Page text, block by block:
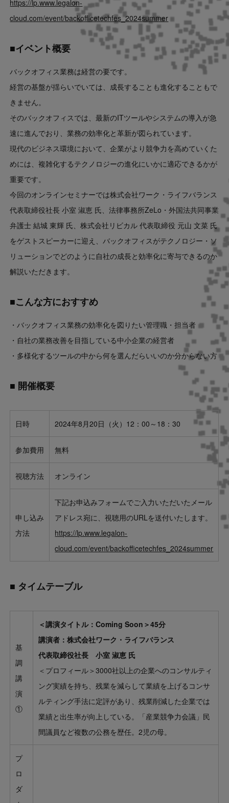
https://lp.www.legalon-
cloud.com/event/backofficetechfes_2024summer
■イベント概要
バックオフィス業務は経営の要です。
経営の基盤が揺らいでいては、成長することも進化することもで
きません。
そのバックオフィスでは、最新のITツールやシステムの導入が急
速に進んでおり、業務の効率化と革新が図られています。
現代のビジネス環境において、企業がより競争力を高めていくた
めには、複雑化するテクノロジーの進化にいかに適応できるかが
重要です。
今回のオンラインセミナーでは株式会社ワーク・ライフバランス
代表取締役社長 小室 淑恵 氏、法律事務所ZeLo・外国法共同事業
弁護士 結城 東輝 氏、株式会社リビカル 代表取締役 元山 文菜 氏
をゲストスピーカーに迎え、バックオフィスがテクノロジー・ソ
リューションでどのように自社の成長と効率化に寄与できるのか
解説いただきます。
■こんな方におすすめ
・バックオフィス業務の効率化を図りたい管理職・担当者
・自社の業務改善を目指している中小企業の経営者
・多様化するツールの中から何を選んだらいいのか分からない方
■ 開催概要
日時 2024年8月20日（火）12：00～18：30
参加費用 無料
視聴方法 オンライン
申し込み
方法
下記お申込みフォームでご入力いただいたメール
アドレス宛に、視聴用のURLを送付いたします。
https://lp.www.legalon-
cloud.com/event/backofficetechfes_2024summer
■ タイムテーブル
基
調
講
演
①
＜講演タイトル：Coming Soon＞45分
講演者：株式会社ワーク・ライフバランス
代表取締役社長 小室 淑恵 氏
＜プロフィール＞3000社以上の企業へのコンサルティ
ング実績を持ち、残業を減らして業績を上げるコンサ
ルティング手法に定評があり、残業削減した企業では
業績と出生率が向上している。「産業競争力会議」民
間議員など複数の公務を歴任。2児の母。
プ
ロ
ダ